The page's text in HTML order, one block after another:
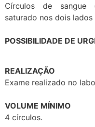
Círculos de sangue
saturado nos dois lados
POSSIBILIDADE DE
REALIZAÇÃO
Exame realizado no
VOLUME MÍNIMO
4 círculos.